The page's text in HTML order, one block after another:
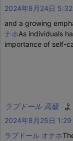
2024年8月24日
and a growing
ナホAs individuals
importance of self-
ラブドール 高級
2024年8月25日 1:29
ラブドール オナホ